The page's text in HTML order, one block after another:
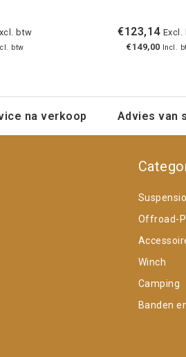
btw
btw
€123,14 Excl.
€149,00
Incl.
na verkoop Advies van
Offroad-
Winch
Camping
Banden